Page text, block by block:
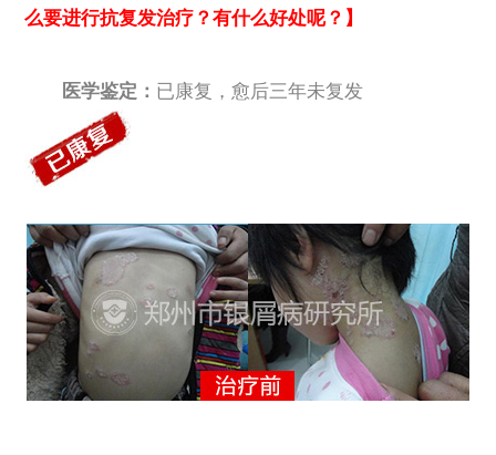
么要进行抗复发治疗？有什么好处呢？】
医学鉴定： 已康复，愈后三年未复发